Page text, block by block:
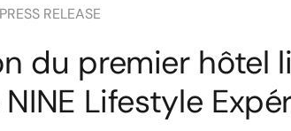
PRESS RELEASE
du premier hôtel
NINE Lifestyle